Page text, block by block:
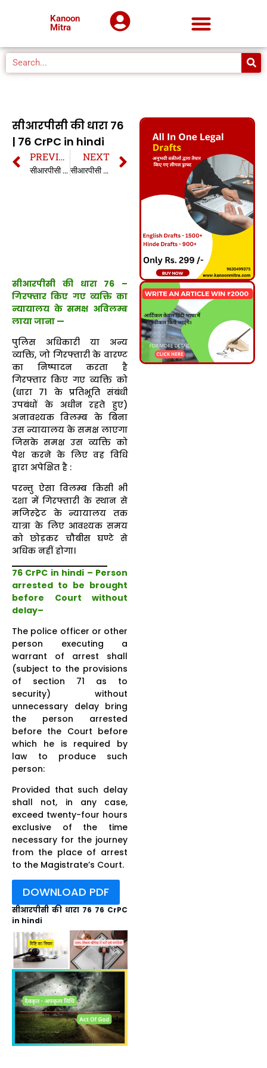
Kanoon
Mitra
सीआरपीसी की धारा 76
| 76 CrPC in hindi
PREVIOUS
सीआरपीसी की धारा 75 | 75 CrPC in hindi
NEXT
सीआरपीसी की धारा 77 | 77 CrPC in hindi
सीआरपीसी की धारा 76 –
गिरफ्तार किए गए व्यक्ति का
न्यायालय के समक्ष अविलम्ब
लाया जाना —
पुलिस अधिकारी या अन्य
व्यक्ति, जो गिरफ्तारी के वारण्ट
का निष्पादन करता है
गिरफ्तार किए गए व्यक्ति को
(धारा 71 के प्रतिभूति संबंधी
उपबंधों के अधीन रहते हुए)
अनावश्यक विलम्ब के बिना
उस न्यायालय के समक्ष लाएगा
जिसके समक्ष उस व्यक्ति को
पेश करने के लिए वह विधि
द्वारा अपेक्षित है :
परन्तु ऐसा विलम्ब किसी भी
दशा में गिरफ्तारी के स्थान से
मजिस्ट्रेट के न्यायालय तक
यात्रा के लिए आवश्यक समय
को छोड़कर चौबीस घण्टे से
अधिक नहीं होगा।
76 CrPC in hindi – Person
arrested to be brought
before Court without
delay–
The police officer or other
person executing a
warrant of arrest shall
(subject to the provisions
of section 71 as to
security) without
unnecessary delay bring
the person arrested
before the Court before
which he is required by
law to produce such
person:
Provided that such delay
shall not, in any case,
exceed twenty-four hours
exclusive of the time
necessary for the journey
from the place of arrest
to the Magistrate’s Court.
DOWNLOAD PDF
सीआरपीसी की धारा 76 76 CrPC
in hindi